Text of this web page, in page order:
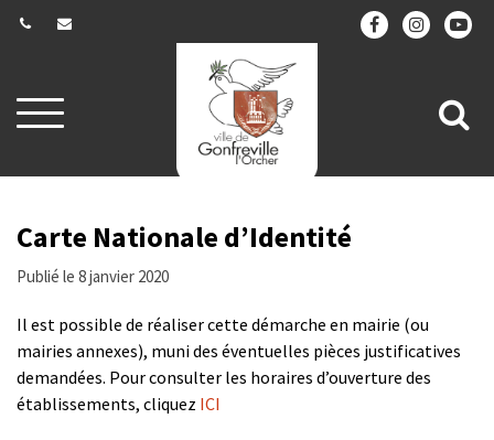
Aller
à
navigation
à
Carte Nationale d’Identité
Publié le 8 janvier 2020
Il est possible de réaliser cette démarche en mairie (ou
mairies annexes), muni des éventuelles pièces justificatives
demandées. Pour consulter les horaires d’ouverture des
établissements, cliquez ICI